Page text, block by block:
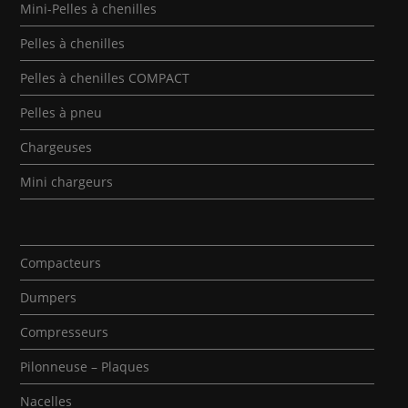
Mini-Pelles à chenilles
Pelles à chenilles
Pelles à chenilles COMPACT
Pelles à pneu
Chargeuses
Mini chargeurs
Compacteurs
Dumpers
Compresseurs
Pilonneuse – Plaques
Nacelles